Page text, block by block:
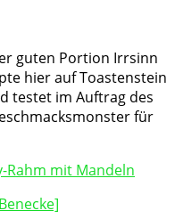
guten Portion Irrsinn
hier auf Toastenstein
testet im Auftrag des
für